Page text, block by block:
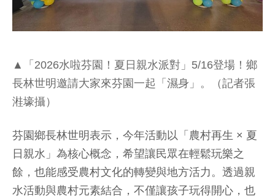
▲「2026水啦芬園！夏日親水派對」5/16登場！鄉
長林世明邀請大家來芬園一起「濕身」。（記者張
溎壕攝）
芬園鄉長林世明表示，今年活動以「農村再生 × 夏
日親水」為核心概念，希望讓民眾在輕鬆玩樂之
餘，也能感受農村文化的轉變與地方活力。透過親
水活動與農村元素結合，不僅讓孩子玩得開心，也